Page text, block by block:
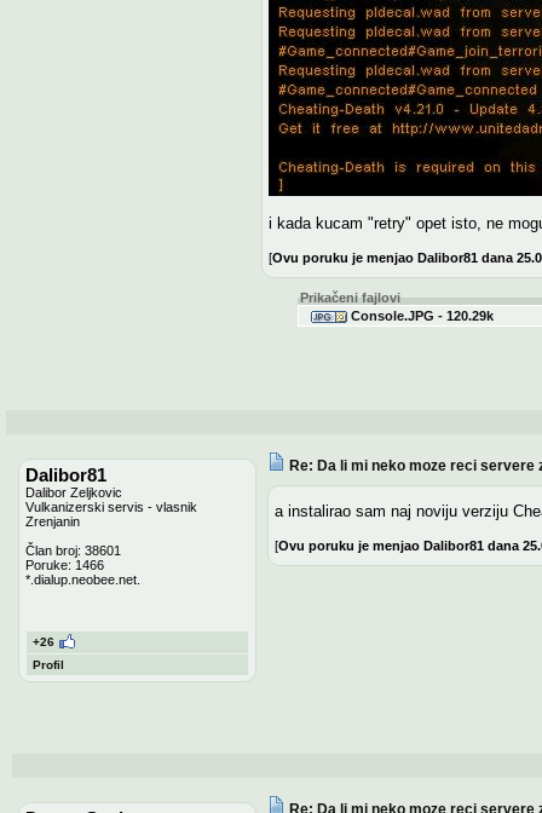
i kada kucam "retry" opet isto, ne
[Ovu poruku je menjao Dalibor81 dana
Prikačeni fajlovi
Console.JPG - 120.29k
Dalibor81
Dalibor Zeljkovic
Vulkanizerski servis - vlasnik
Zrenjanin
Član broj: 38601
Poruke: 1466
*.dialup.neobee.net.
+26
Profil
Re: Da li mi neko moze reci servere
a instalirao sam naj noviju verziju
[Ovu poruku je menjao Dalibor81 dana
Re: Da li mi neko moze reci servere